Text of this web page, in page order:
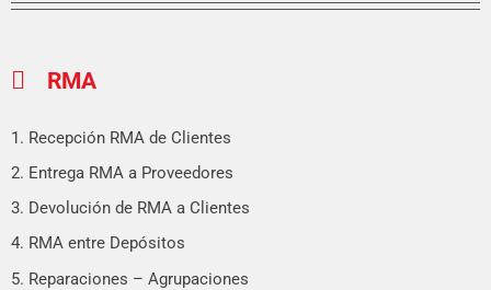
RMA
1. Recepción RMA de Clientes
2. Entrega RMA a Proveedores
3. Devolución de RMA a Clientes
4. RMA entre Depósitos
5. Reparaciones – Agrupaciones